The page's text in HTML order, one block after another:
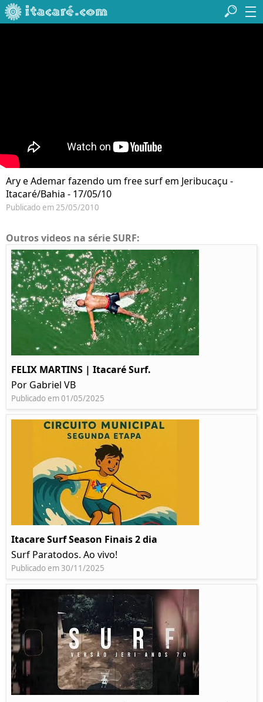
Ary e Ademar fazendo um free surf em Jeribucaçu -
Itacaré/Bahia - 17/05/10
Publicado em 25/05/2010
Outros videos na série SURF:
FELIX MARTINS | Itacaré Surf.
Por Gabriel VB
Publicado em 01/05/2025
Itacare Surf Season Finais 2 dia
Surf Paratodos. Ao vivo!
Publicado em 30/11/2025